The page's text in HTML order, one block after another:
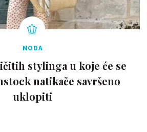
MODA
stylinga u koje će se
natikače savršeno
uklopiti